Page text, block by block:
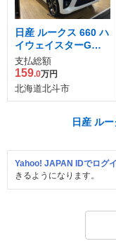
日産 ルークス 660 ハ
イウェイスターGタ
ーボ プロパイロット
エディション 4WD
支払総額
159.0万円
北海道北斗市
日産 ル
Yahoo! JAPAN IDでログ
きるようになります。